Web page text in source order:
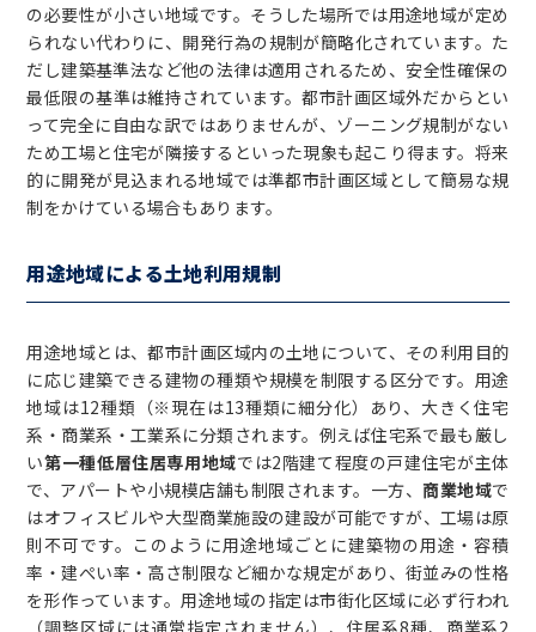
の必要性が小さい地域です。そうした場所では用途地域が定め
られない代わりに、開発行為の規制が簡略化されています。た
だし建築基準法など他の法律は適用されるため、安全性確保の
最低限の基準は維持されています。都市計画区域外だからとい
って完全に自由な訳ではありませんが、ゾーニング規制がない
ため工場と住宅が隣接するといった現象も起こり得ます。将来
的に開発が見込まれる地域では準都市計画区域として簡易な規
制をかけている場合もあります。
用途地域による土地利用規制
用途地域とは、都市計画区域内の土地について、その利用目的
に応じ建築できる建物の種類や規模を制限する区分です。用途
地域は12種類（※現在は13種類に細分化）あり、大きく住宅
系・商業系・工業系に分類されます。例えば住宅系で最も厳し
い第一種低層住居専用地域では2階建て程度の戸建住宅が主体
で、アパートや小規模店舗も制限されます。一方、商業地域で
はオフィスビルや大型商業施設の建設が可能ですが、工場は原
則不可です。このように用途地域ごとに建築物の用途・容積
率・建ぺい率・高さ制限など細かな規定があり、街並みの性格
を形作っています。用途地域の指定は市街化区域に必ず行われ
（調整区域には通常指定されません）、住居系8種、商業系2